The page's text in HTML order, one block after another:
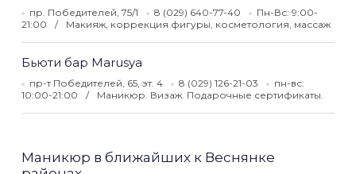
пр. Победителей, 75/1 8 (029) 640-77-40
Пн-Вс: 9:00-
21:00
Макияж, коррекция фигуры, косметология, массаж
Бьюти бар Marusya
пр-т Победителей, 65, эт. 4 8 (029) 126-21-03
пн-вс:
10:00-21:00
Маникюр. Визаж. Подарочные сертификаты.
Маникюр в ближайших к Веснянке